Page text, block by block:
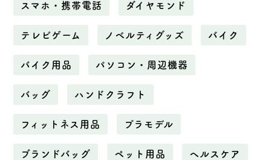
スマホ・携帯電話 ダイヤモンド
テレビゲーム ノベルティグッズ バイク
バイク用品 パソコン・周辺機器
バッグ ハンドクラフト
フィットネス用品 プラモデル
ブランドバッグ ペット用品 ヘルスケア